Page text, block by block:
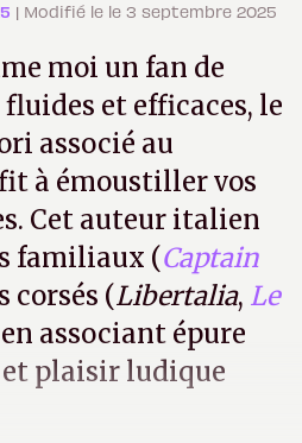
| Modifié le le 3 septembre 2025
moi un fan de
et efficaces, le
associé au
à émoustiller vos
Cet auteur italien
familiaux (Captain
corsés (Libertalia, Le
associant épure
et plaisir ludique